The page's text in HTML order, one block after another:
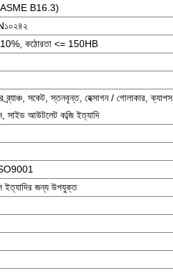
B16.3)
10%, কঠোরতা <= 150HB
সকেট, স্তনবৃন্ত, হেক্সাগন / গোলাকার, ক্যাপস,
সাইড আউটলেট কব্জি ইত্যাদি
ইত্যাদির জন্য উপযুক্ত